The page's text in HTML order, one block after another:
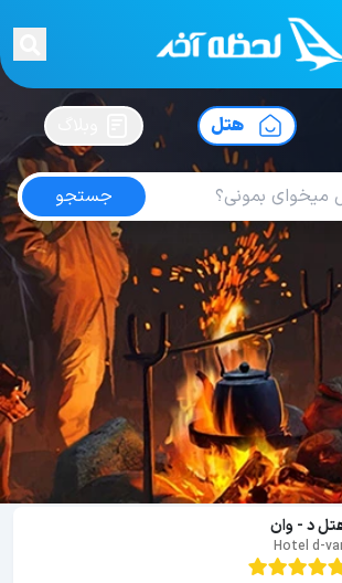
آخرسفرت رو بساز !
هتل
جستجو
4.3 از5| از105 کاربر
هتل های ترکیه هتل های وان
Hotel Dedeman
د - وان
Hotel d-